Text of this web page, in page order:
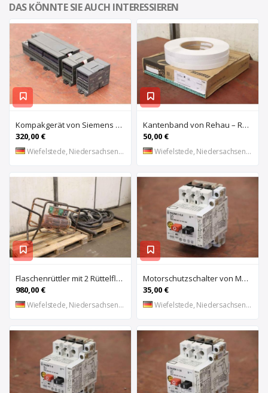
DAS KÖNNTE SIE AUCH INTERESSIEREN
Kompakgerät von Siemens – 6ES7 216-2AD22-OXBO 6ES 221-1BF22-OXAO
320,00 €
Wiefelstede, Niedersachsen, DE
Kantenband von Rehau – Raukantex FP 28/1 97556
50,00 €
Wiefelstede, Niedersachsen, DE
Flaschenrüttler mit 2 Rüttelflaschen von Wacker – FU-4/200SW
980,00 €
Wiefelstede, Niedersachsen, DE
Motorschutzschalter von Moeller – PKZM 1-0,4
35,00 €
Wiefelstede, Niedersachsen, DE